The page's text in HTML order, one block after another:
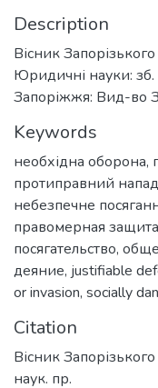
Description
Вісник
Юридичні науки: зб.
Запоріжжя: Вид-во
Keywords
необхідна оборона,
протиправний
небезпечне
правомерная защита
посягательство,
деяние, justifiable
or invasion, socially
Citation
Вісник
наук. пр.